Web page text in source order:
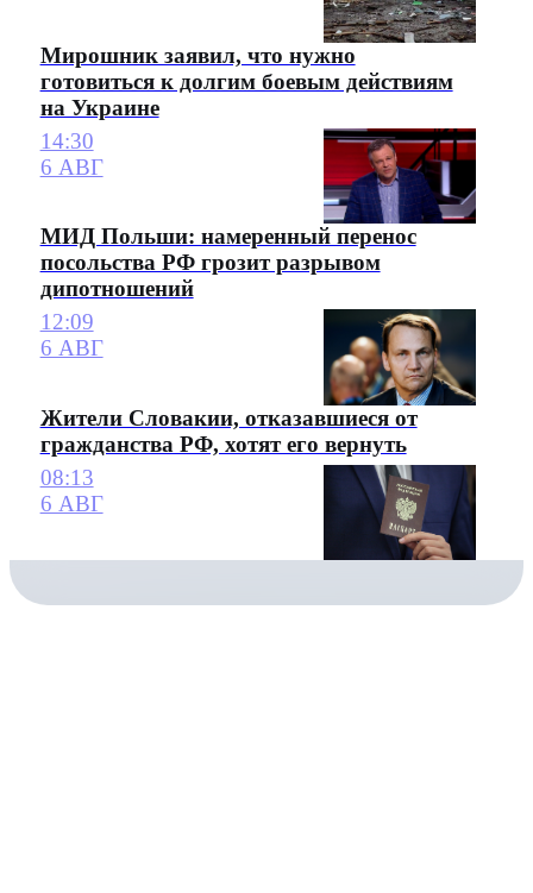
Мирошник заявил, что нужно
готовиться к долгим боевым действиям
на Украине
14:30
6 АВГ
МИД Польши: намеренный перенос
посольства РФ грозит разрывом
дипотношений
12:09
6 АВГ
Жители Словакии, отказавшиеся от
гражданства РФ, хотят его вернуть
08:13
6 АВГ